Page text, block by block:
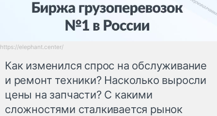
https://elephant.center/
Как изменился спрос на обслуживание
и ремонт техники? Насколько выросли
цены на запчасти? С какими
сложностями сталкивается рынок